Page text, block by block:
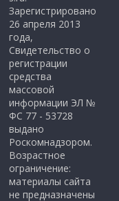
Зарегистрировано
26 апреля 2013
года,
Свидетельство о
регистрации
средства
массовой
информации ЭЛ №
ФС 77 - 53728
выдано
Роскомнадзором.
Возрастное
ограничение:
материалы сайта
не предназначены